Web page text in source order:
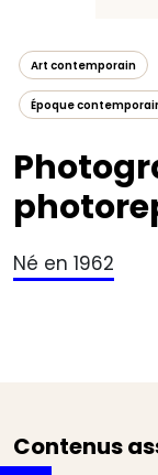
Art contemporain
Époque
Né en 1962
Contenus